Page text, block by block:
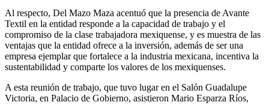
Al respecto, Del Mazo Maza acentuó que la presencia de Avante
Textil en la entidad responde a la capacidad de trabajo y el
compromiso de la clase trabajadora mexiquense, y es muestra de las
ventajas que la entidad ofrece a la inversión, además de ser una
empresa ejemplar que fortalece a la industria mexicana, incentiva la
sustentabilidad y comparte los valores de los mexiquenses.
A esta reunión de trabajo, que tuvo lugar en el Salón Guadalupe
Victoria, en Palacio de Gobierno, asistieron Mario Esparza Ríos,